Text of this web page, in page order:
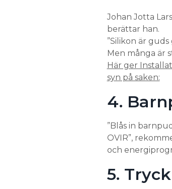
Johan Jotta
berättar han.
”Silikon är
Men många är
Här ger
syn på saken:
4.
”Blås in
OVIR”,
och
5.